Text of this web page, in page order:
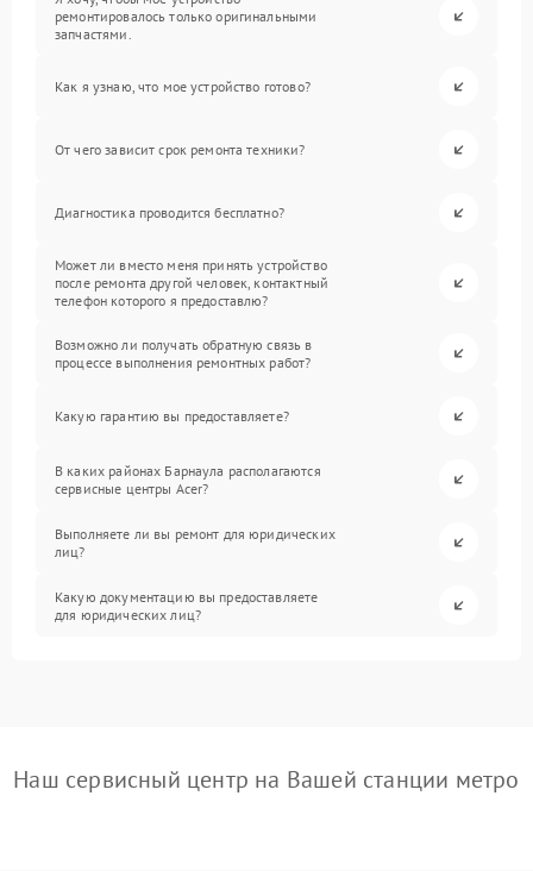
ремонтировалось только оригинальными
запчастями.
Как я узнаю, что мое устройство готово?
От чего зависит срок ремонта техники?
Диагностика проводится бесплатно?
Может ли вместо меня принять устройство
после ремонта другой человек, контактный
телефон которого я предоставлю?
Возможно ли получать обратную связь в
процессе выполнения ремонтных работ?
Какую гарантию вы предоставляете?
В каких районах Барнаула располагаются
сервисные центры Acer?
Выполняете ли вы ремонт для юридических
лиц?
Какую документацию вы предоставляете
для юридических лиц?
Наш сервисный центр на Вашей станции метро